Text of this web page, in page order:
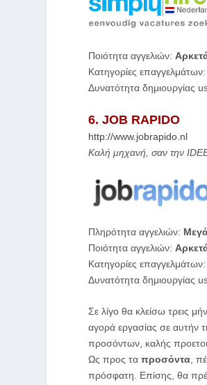
Ποιότητα αγγελιών:
Κατηγορίες
Δυνατότητα δημιουργίας
6. JOB RAPIDO
http://www.jobrapido.nl
Καλή μηχανή, σαν την
Πληρότητα αγγελιών:
Ποιότητα αγγελιών:
Κατηγορίες
Δυνατότητα δημιουργίας
Σε λίγο θα κλείσω τρεις
αγορά εργασίας σε αυτήν
προσόντων, καλής
Ως προς ταπροσόντα,
πρόσφατη. Επίσης, θα